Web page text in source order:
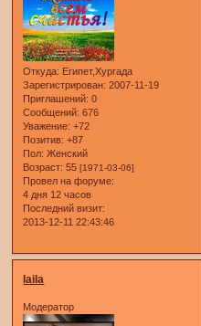
Откуда: Египет,Хургада
Зарегистрирован: 2007-11-19
Приглашений: 0
Сообщений: 676
Уважение: +72
Позитив: +87
Пол: Женский
Возраст: 55[1971-03-06]
Провел на форуме:
4 дня 12 часов
Последний визит:
2013-12-11 22:43:46
laila
Модератор